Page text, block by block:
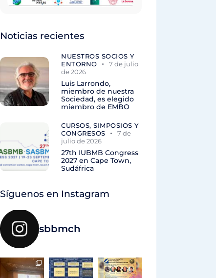
Noticias recientes
NUESTROS SOCIOS Y
ENTORNO
7 de julio
de 2026
Luis Larrondo,
miembro de nuestra
Sociedad, es elegido
miembro de EMBO
CURSOS, SIMPOSIOS Y
CONGRESOS
7 de
julio de 2026
27th IUBMB Congress
2027 en Cape Town,
Sudáfrica
Síguenos en Instagram
sbbmch